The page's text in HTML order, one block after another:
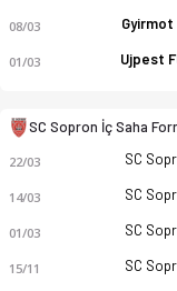
SC Sopron - Ujpest
08/03 Gyirmot
01/03 Ujpest
SC Sopron İç Saha
22/03 SC
14/03 SC
01/03 SC
15/11 SC